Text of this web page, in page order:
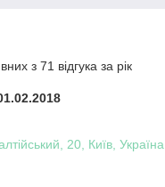
з 71 відгука за рік
20, Київ, Україна